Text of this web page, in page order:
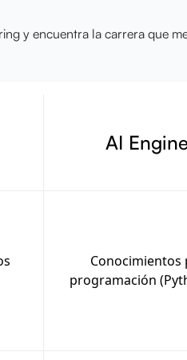
y encuentra la carrera que
AI
Conocimientos
programación